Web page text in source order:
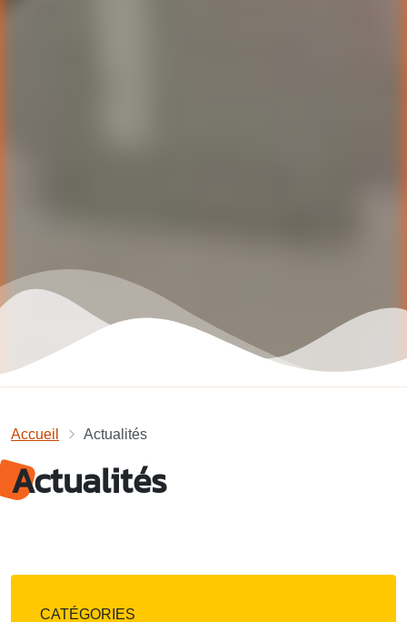
Accueil Actualités
Actualités
CATÉGORIES